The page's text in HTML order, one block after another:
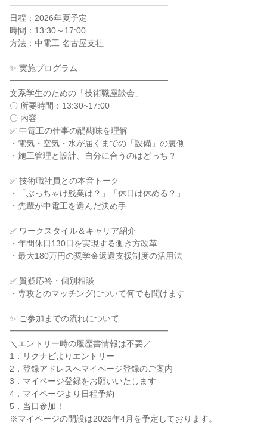
━━━━━━━━━━━━━━━━━━━
日程：2026年夏予定
時間：13:30～17:00
方法：中電工 名古屋支社
✨ 実施プログラム
━━━━━━━━━━━━━━━━━━━
文系学生のための「技術職座談会」
〇 所要時間：13:30~17:00
〇 内容
✅ 中電工の仕事の醍醐味を理解
・電気・空気・水が届くまでの「設備」の裏側
・施工管理と設計、自分に合うのはどっち？
✅ 技術職社員との本音トーク
・「ぶっちゃけ残業は？」「休日は休める？」
・先輩が中電工を選んだ決め手
✅ ワークスタイル＆キャリア紹介
・年間休日130日を実現する働き方改革
・最大180万円の奨学金返還支援制度の活用法
✅ 質疑応答・個別相談
・専攻とのマッチングについて何でも聞けます
✨ ご参加までの流れについて
━━━━━━━━━━━━━━━━━━━
＼エントリー時の履歴書情報は不要／
1．リクナビよりエントリー
2．登録アドレスへマイページ登録のご案内
3．マイページ登録をお願いいたします
4．マイページより日程予約
5．当日参加！
※マイページの開設は2026年4月を予定しております。